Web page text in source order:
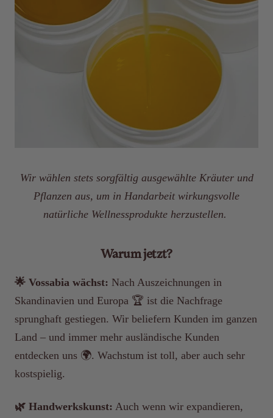
Wir wählen stets sorgfältig ausgewählte Kräuter und
Pflanzen aus, um in Handarbeit wirkungsvolle
natürliche Wellnessprodukte herzustellen.
Warum jetzt?
🌟 Vossabia wächst: Nach Auszeichnungen in
Skandinavien und Europa 🏆 ist die Nachfrage
sprunghaft gestiegen. Wir beliefern Kunden im ganzen
Land – und immer mehr ausländische Kunden
entdecken uns 🌍. Wachstum ist toll, aber auch sehr
kostspielig.
🌿 Handwerkskunst: Auch wenn wir expandieren,